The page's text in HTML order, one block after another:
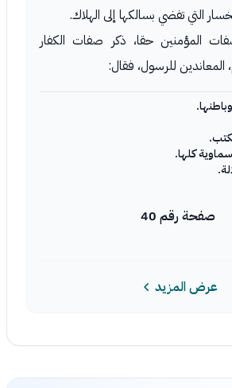
التي تفضي بسالكها إلى الهلاك.
المؤمنين حقا، ذكر صفات الكفار
للرسول، فقال:
صفحة رقم 40
عرض المزيد